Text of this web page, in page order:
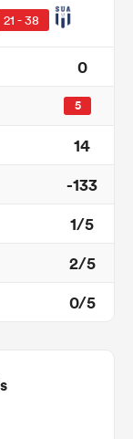
21 - 38
0
5
14
-133
1/5
2/5
0/5